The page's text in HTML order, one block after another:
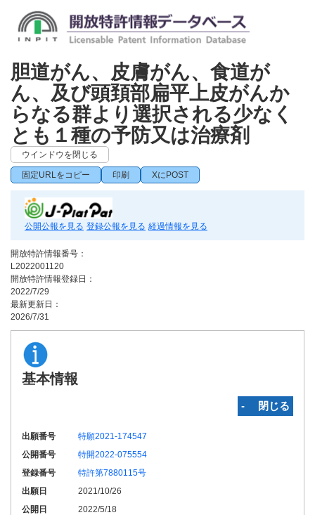
胆道がん、皮膚がん、食道が
ん、及び頭頚部扁平上皮がんか
らなる群より選択される少なく
とも１種の予防又は治療剤
ウインドウを閉じる
固定URLをコピー 印刷 XにPOST
公開公報を見る 登録公報を見る 経過情報を見る
開放特許情報番号：
L2022001120
開放特許情報登録日：
2022/7/29
最新更新日：
2026/7/31
基本情報
‐ 閉じる
出願番号
特願2021-174547
公開番号
特開2022-075554
登録番号
特許第7880115号
出願日
2021/10/26
公開日
2022/5/18